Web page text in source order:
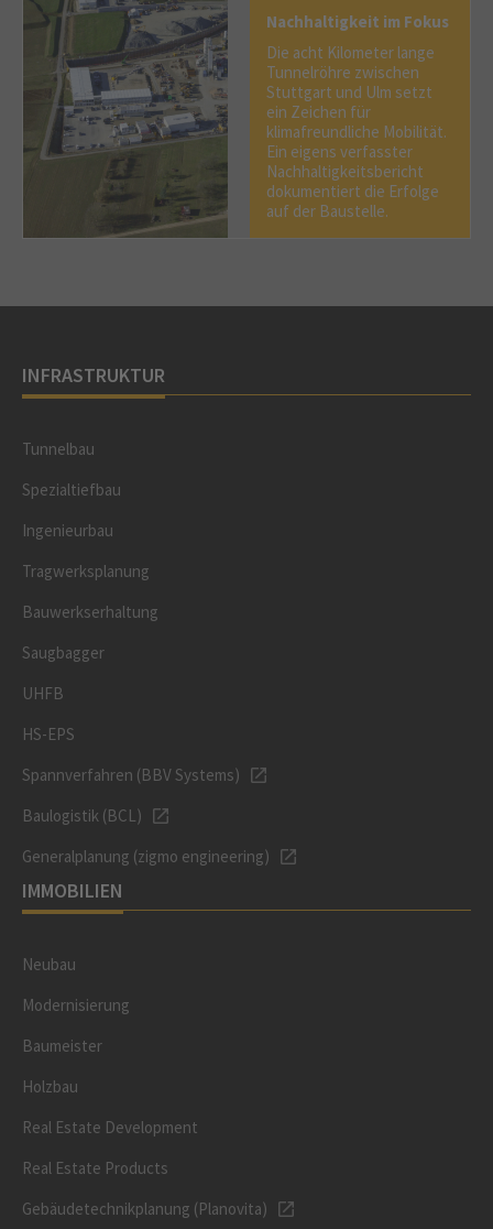
Nachhaltigkeit im Fokus
Die acht Kilometer lange
Tunnelröhre zwischen
Stuttgart und Ulm setzt
ein Zeichen für
klimafreundliche Mobilität.
Ein eigens verfasster
Nachhaltigkeitsbericht
dokumentiert die Erfolge
auf der Baustelle.
INFRASTRUKTUR
Tunnelbau
Spezialtiefbau
Ingenieurbau
Tragwerksplanung
Bauwerkserhaltung
Saugbagger
UHFB
HS-EPS
Spannverfahren (BBV Systems)
Baulogistik (BCL)
Generalplanung (zigmo engineering)
IMMOBILIEN
Neubau
Modernisierung
Baumeister
Holzbau
Real Estate Development
Real Estate Products
Gebäudetechnikplanung (Planovita)